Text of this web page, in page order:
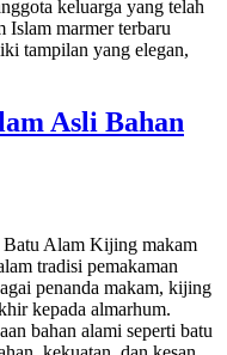
keluarga yang telah
Islam marmer terbaru
tampilan yang elegan,
Asli Bahan
Alam Kijing makam
tradisi pemakaman
penanda makam, kijing
kepada almarhum.
bahan alami seperti batu